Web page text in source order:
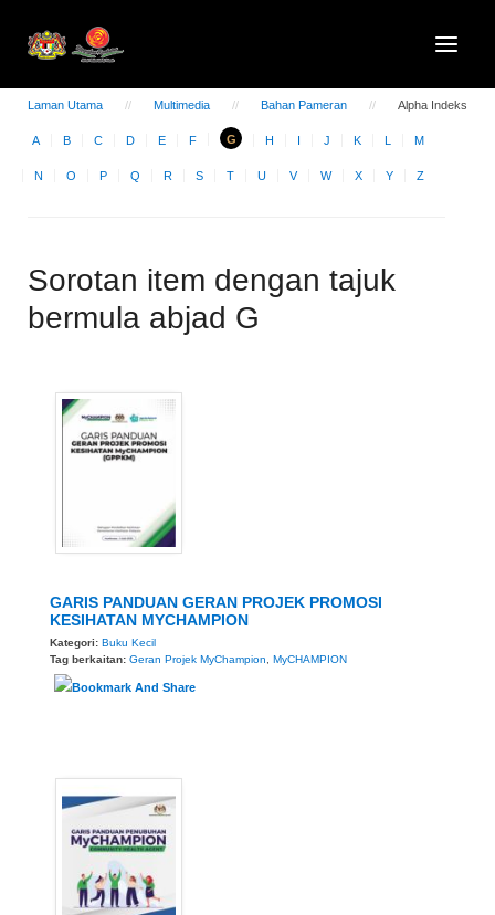
Laman Utama Multimedia Bahan Pameran Alpha Indeks
A B C D E F G H I J K L M
N O P Q R S T U V W X Y Z
Sorotan item dengan tajuk
bermula abjad G
GARIS PANDUAN GERAN PROJEK PROMOSI
KESIHATAN MYCHAMPION
Kategori: Buku Kecil
Tag berkaitan: Geran Projek MyChampion, MyCHAMPION